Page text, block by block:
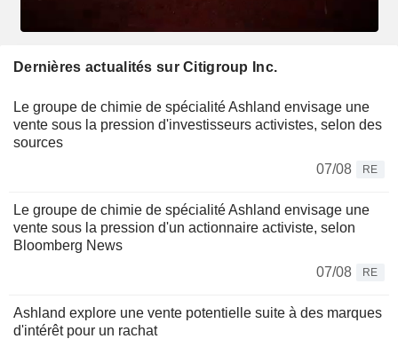
Dernières actualités sur Citigroup Inc.
Le groupe de chimie de spécialité Ashland envisage une
vente sous la pression d'investisseurs activistes, selon des
sources
07/08
RE
Le groupe de chimie de spécialité Ashland envisage une
vente sous la pression d'un actionnaire activiste, selon
Bloomberg News
07/08
RE
Ashland explore une vente potentielle suite à des marques
d'intérêt pour un rachat